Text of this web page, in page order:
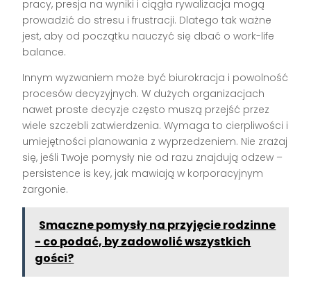
pracy, presja na wyniki i ciągła rywalizacja mogą
prowadzić do stresu i frustracji. Dlatego tak ważne
jest, aby od początku nauczyć się dbać o work-life
balance.
Innym wyzwaniem może być biurokracja i powolność
procesów decyzyjnych. W dużych organizacjach
nawet proste decyzje często muszą przejść przez
wiele szczebli zatwierdzenia. Wymaga to cierpliwości i
umiejętności planowania z wyprzedzeniem. Nie zrażaj
się, jeśli Twoje pomysły nie od razu znajdują odzew –
persistence is key, jak mawiają w korporacyjnym
żargonie.
Smaczne pomysły na przyjęcie rodzinne
- co podać, by zadowolić wszystkich
gości?